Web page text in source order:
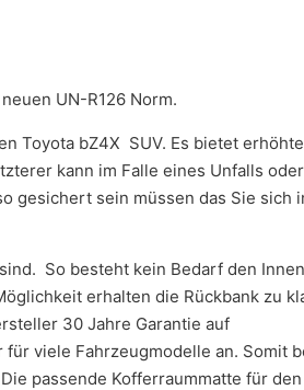
UN-R126 Norm.
Toyota bZ4X SUV. Es bietet
kann im Falle eines Unfalls
gesichert sein müssen das Sie sich
So besteht kein Bedarf den
erhalten die Rückbank zu
30 Jahre Garantie auf
viele Fahrzeugmodelle an. Somit
passende Kofferraummatte für den